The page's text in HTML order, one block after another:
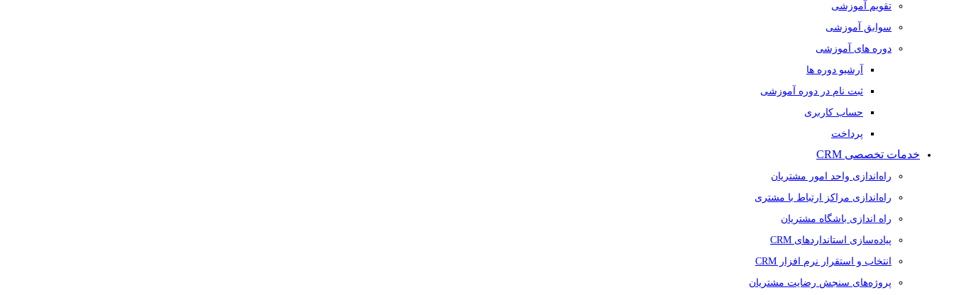
تقویم آموزشی
سوابق آموزشی
دوره های آموزشی
آرشیو دوره ها
ثبت نام در دوره آموزشی
حساب کاربری
پرداخت
خدمات تخصصی CRM
راه‌اندازی واحد امور مشتریان
راه‌اندازی مراکز ارتباط با مشتری
راه اندازی باشگاه مشتریان
پیاده‌سازی استانداردهای CRM
انتخاب و استقرار نرم افزار CRM
پروژه‌های سنجش رضایت مشتریان